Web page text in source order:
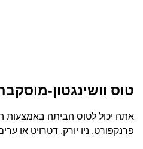
טוס וושינגטון-
אתה יכול לטוס הביתה באמצעות
פרנקפורט, ניו יורק, דטרויט או